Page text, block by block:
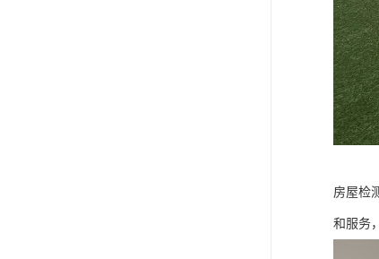
房屋检
和服务